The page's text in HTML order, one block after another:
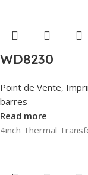
WD8230
Point de Vente,
barres
Read more
4inch Thermal